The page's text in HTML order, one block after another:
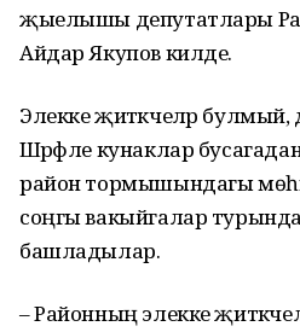
җыелышы депутатлары
Айдар Якупов килде.
Элекке җитәкчеләр булмый,
Шәрәфле кунаклар
район тормышындагы
соңгы вакыйгалар
башладылар.
– Районның элекке